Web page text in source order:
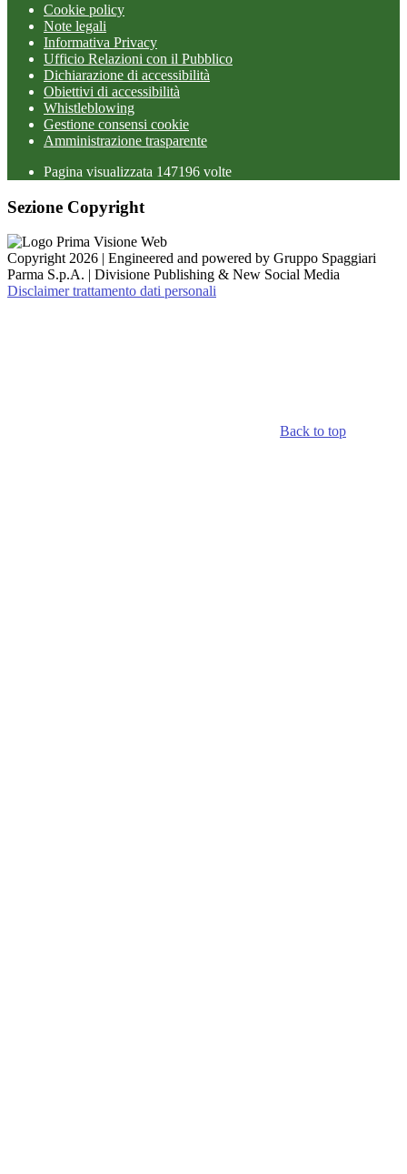
Cookie policy
Note legali
Informativa Privacy
Ufficio Relazioni con il Pubblico
Dichiarazione di accessibilità
Obiettivi di accessibilità
Whistleblowing
Gestione consensi cookie
Amministrazione trasparente
Pagina visualizzata 147196 volte
Sezione Copyright
Copyright 2026 | Engineered and powered by Gruppo Spaggiari
Parma S.p.A. | Divisione Publishing & New Social Media
Disclaimer trattamento dati personali
Back to top